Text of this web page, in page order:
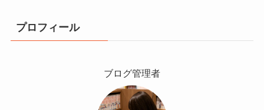
プロフィール
ブログ管理者